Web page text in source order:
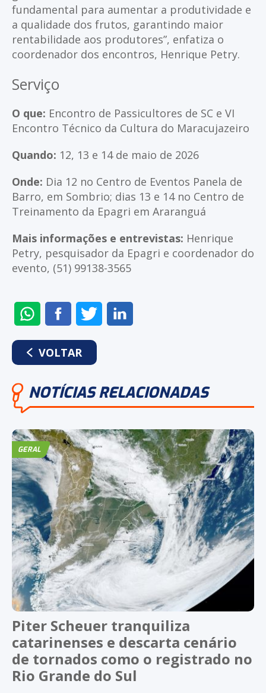
fundamental para aumentar a produtividade e
a qualidade dos frutos, garantindo maior
rentabilidade aos produtores”, enfatiza o
coordenador dos encontros, Henrique Petry.
Serviço
O que: Encontro de Passicultores de SC e VI
Encontro Técnico da Cultura do Maracujazeiro
Quando: 12, 13 e 14 de maio de 2026
Onde: Dia 12 no Centro de Eventos Panela de
Barro, em Sombrio; dias 13 e 14 no Centro de
Treinamento da Epagri em Araranguá
Mais informações e entrevistas: Henrique
Petry, pesquisador da Epagri e coordenador do
evento, (51) 99138-3565
ENVIAR
NO
WHATSAPP
COMPARTILHAR
NO
FACEBOOK
COMPARTILHAR
NO
VOLTAR
NOTÍCIAS RELACIONADAS
GERAL
Piter Scheuer tranquiliza
catarinenses e descarta cenário
de tornados como o registrado no
Rio Grande do Sul